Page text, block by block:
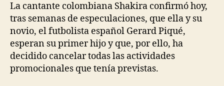
La cantante colombiana Shakira confirmó hoy,
tras semanas de especulaciones, que ella y su
novio, el futbolista español Gerard Piqué,
esperan su primer hijo y que, por ello, ha
decidido cancelar todas las actividades
promocionales que tenía previstas.